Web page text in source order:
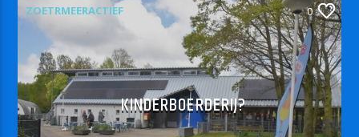
ZOETRMEERACTIEF 0
KINDERBOERDERIJ?